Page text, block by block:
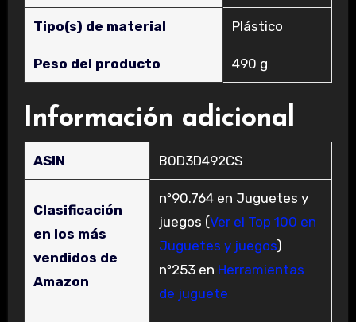
Tipo(s) de material ‎Plástico
Peso del producto ‎490 g
Información adicional
ASIN B0D3D492CS
Clasificación
en los más
vendidos de
Amazon
nº90.764 en Juguetes y
juegos (Ver el Top 100 en
Juguetes y juegos)
nº253 en Herramientas
de juguete